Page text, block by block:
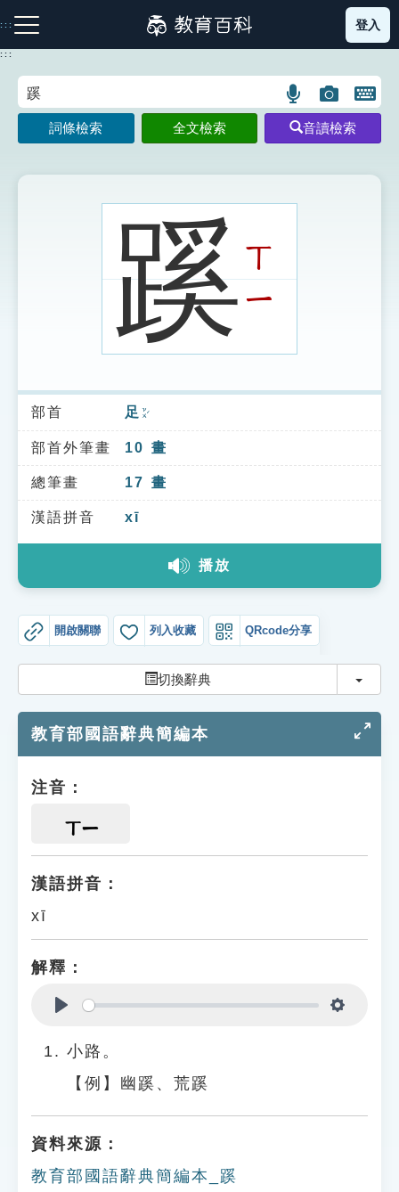
到
主
:::
注音索引圖示 筆畫索引圖示 部首索引表圖示
索引選單
知識索引
單字索引
生命大百科索引
教學應用
貓頭鷹博士
登入
:::
語
言
搜
示
圖
片
搜
開
鍵
圖
詞條檢索 全文檢索 音讀檢索
蹊ㄒ
ㄧ
部首 足 ㄗㄨˊ
部首外筆畫 10 畫
總筆畫 17 畫
漢語拼音 xī
播放
開啟關聯 列入收藏 QRcode分享
切換辭典 切換
教育部國語辭典簡編本
注音：
ㄒㄧ
漢語拼音：
xī
解釋：
小路。
【例】幽蹊、荒蹊
資料來源：
教育部國語辭典簡編本_蹊